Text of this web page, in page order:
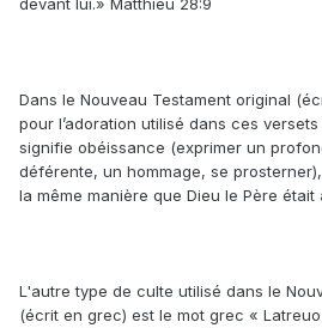
devant lui.» Matthieu 28:9
Dans le Nouveau Testament original
pour l’adoration utilisé dans ces
signifie obéissance (exprimer un
déférente, un hommage, se
la même manière que Dieu le Père était
L'autre type de culte utilisé dans le
(écrit en grec) est le mot grec «